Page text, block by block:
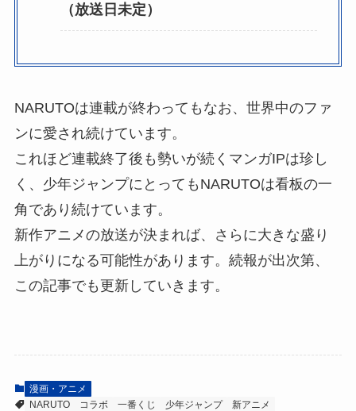
（放送日未定）
NARUTOは連載が終わってもなお、世界中のファ
ンに愛され続けています。
これほど連載終了後も勢いが続くマンガIPは珍し
く、少年ジャンプにとってもNARUTOは看板の一
角であり続けています。
新作アニメの放送が決まれば、さらに大きな盛り
上がりになる可能性があります。続報が出次第、
この記事でも更新していきます。
漫画・アニメ
NARUTO
コラボ 一番くじ 少年ジャンプ 新アニメ